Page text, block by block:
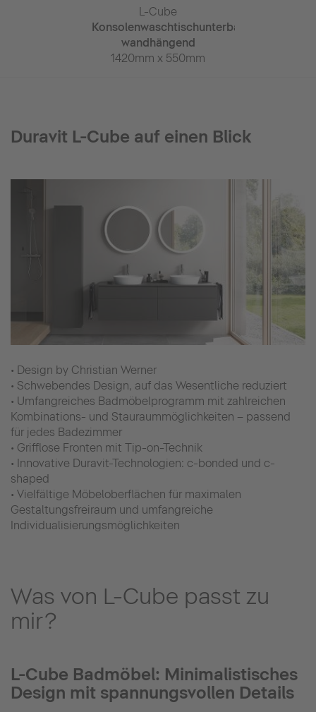
L-Cube
Konsolenwaschtischunterbau
wandhängend
1420mm x 550mm
Duravit L-Cube auf einen Blick
• Design by Christian Werner
• Schwebendes Design, auf das Wesentliche reduziert
• Umfangreiches Badmöbelprogramm mit zahlreichen
Kombinations- und Stauraummöglichkeiten – passend
für jedes Badezimmer
• Grifflose Fronten mit Tip-on-Technik
• Innovative Duravit-Technologien: c-bonded und c-
shaped
• Vielfältige Möbeloberflächen für maximalen
Gestaltungsfreiraum und umfangreiche
Individualisierungsmöglichkeiten
Was von L-Cube passt zu
mir?
L-Cube Badmöbel: Minimalistisches
Design mit spannungsvollen Details